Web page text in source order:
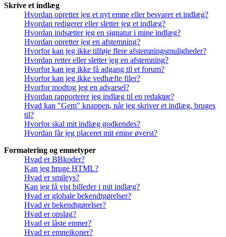
Skrive et indlæg
Hvordan opretter jeg et nyt emne eller besvarer et indlæg?
Hvordan redigerer eller sletter jeg et indlæg?
Hvordan indsætter jeg en signatur i mine indlæg?
Hvordan opretter jeg en afstemning?
Hvorfor kan jeg ikke tilføje flere afstemningsmuligheder?
Hvordan retter eller sletter jeg en afstemning?
Hvorfor kan jeg ikke få adgang til et forum?
Hvorfor kan jeg ikke vedhæfte filer?
Hvorfor modtog jeg en advarsel?
Hvordan rapporterer jeg indlæg til en redaktør?
Hvad kan "Gem" knappen, når jeg skriver et indlæg, bruges
til?
Hvorfor skal mit indlæg godkendes?
Hvordan får jeg placeret mit emne øverst?
Formatering og emnetyper
Hvad er BBkoder?
Kan jeg bruge HTML?
Hvad er smileys?
Kan jeg få vist billeder i mit indlæg?
Hvad er globale bekendtgørelser?
Hvad er bekendtgørelser?
Hvad er opslag?
Hvad er låste emner?
Hvad er emneikoner?